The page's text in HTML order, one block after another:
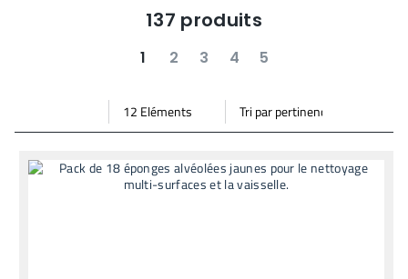
137 produits
1 2 3 4 5
Mode vignette
Mode bande
Par
page
Trier
par